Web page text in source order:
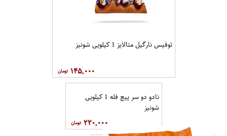
توفیس نارگیل متالایز 1 کیلویی شونیز
۱۴۵,۰۰۰
نادو دو سر پیچ فله 1 کیلویی
شونیز
۲۲۰,۰۰۰